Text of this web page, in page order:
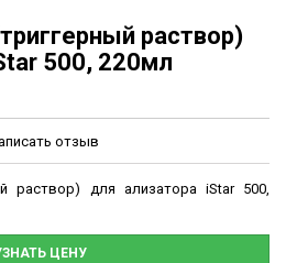
раствор)
500, 220мл
отзыв
раствор) для ализатора iStar 500,
ЦЕНУ